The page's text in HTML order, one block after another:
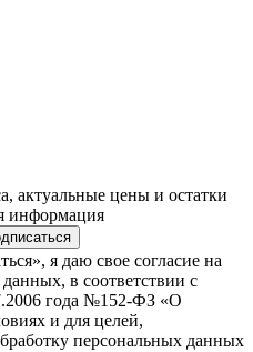
актуальные цены и остатки
информация
я даю свое согласие на
в соответствии с
года №152-ФЗ «О
и для целей,
персональных данных